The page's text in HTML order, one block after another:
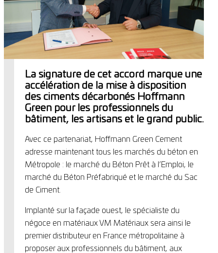
La signature de cet accord marque une
accélération de la mise à disposition
des ciments décarbonés Hoffmann
Green pour les professionnels du
bâtiment, les artisans et le grand public.
Avec ce partenariat, Hoffmann Green Cement
adresse maintenant tous les marchés du béton en
Métropole : le marché du Béton Prêt à l’Emploi, le
marché du Béton Préfabriqué et le marché du Sac
de Ciment.
Implanté sur la façade ouest, le spécialiste du
négoce en matériaux VM Matériaux sera ainsi le
premier distributeur en France métropolitaine à
proposer aux professionnels du bâtiment, aux